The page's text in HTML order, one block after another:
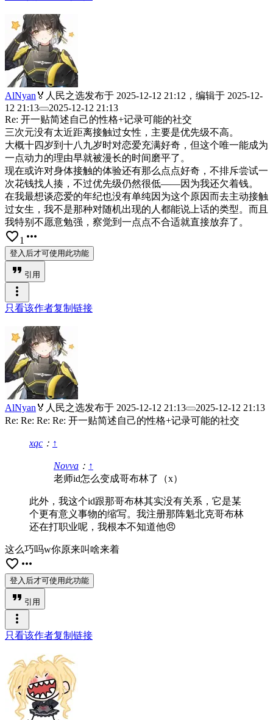
AlNyan 🏅人民之选发布于 2025-12-12 21:12 ，编辑于 2025-12-
12 21:13
2025-12-12 21:13
Re: 开一贴简述自己的性格+记录可能的社交
三次元没有太近距离接触过女性，主要是优先级不高。
大概十四岁到十八九岁时对恋爱充满好奇，但这个唯一能成为
一点动力的理由早就被漫长的时间磨平了。
现在或许对身体接触的体验还有那么点点好奇，不排斥尝试一
次花钱找人揍，不过优先级仍然很低——因为我还欠着钱。
在我最想谈恋爱的年纪也没有单纯因为这个原因而去主动接触
过女生，我不是那种对随机出现的人都能说上话的类型。而且
我特别不愿意勉强，察觉到一点点不合适就直接放弃了。
favorite_border1 more_horiz
登入后才可使用此功能
format_quote 引用
more_vert
只看该作者复制链接
AlNyan 🏅人民之选发布于 2025-12-12 21:13
2025-12-12 21:13
Re: Re: Re: Re: 开一贴简述自己的性格+记录可能的社交
xqc ： ↑
Novva ： ↑
老师id怎么变成哥布林了（x）
此外，我这个id跟那哥布林其实没有关系，它是某
个更有意义事物的缩写。我注册那阵魁北克哥布林
还在打职业呢，我根本不知道他😠
这么巧吗w你原来叫啥来着
favorite_border more_horiz
登入后才可使用此功能
format_quote 引用
more_vert
只看该作者复制链接